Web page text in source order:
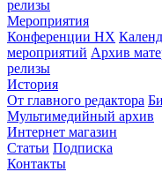
релизы
Мероприятия
Конференции НХ
мероприятий Архив
релизы
История
От главного редактора
Мультимедийный архив
Интернет магазин
Статьи Подписка
Контакты